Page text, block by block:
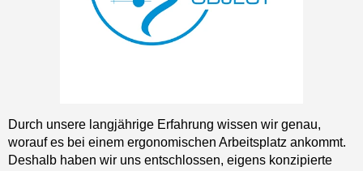
Durch unsere langjährige Erfahrung wissen wir genau,
worauf es bei einem ergonomischen Arbeitsplatz ankommt.
Deshalb haben wir uns entschlossen, eigens konzipierte